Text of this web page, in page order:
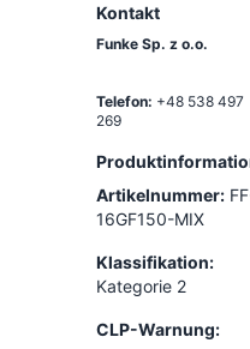
Kontakt
Funke Sp. z o.o.
Telefon: +48 538 497
269
Artikelnummer:
16GF150-MIX
Klassifikation:
Kategorie 2
CLP-Warnung: